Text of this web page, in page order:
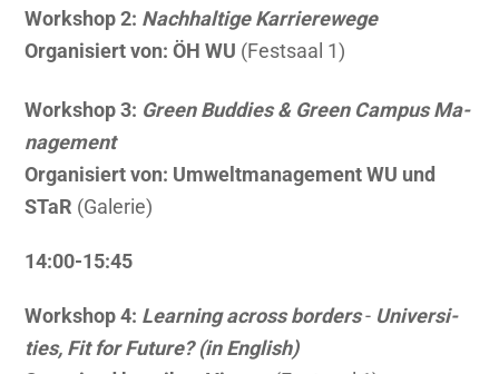
Work­shop 2: Nach­hal­ti­ge Kar­rie­re­we­ge
Or­ga­ni­siert von: ÖH WU (Fest­saal 1)
Work­shop 3: Green Bud­dies & Green Cam­pus Ma­
nage­ment
Or­ga­ni­siert von: Um­welt­ma­nage­ment WU und
STaR (Ga­le­rie)
14:00-15:45
Work­shop 4: Lear­ning across bor­ders- Uni­ver­si­
ties, Fit for Fu­ture? (in Eng­lish)